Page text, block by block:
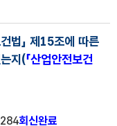
법」 제15조에 따른
지(「산업안전보건
회신완료